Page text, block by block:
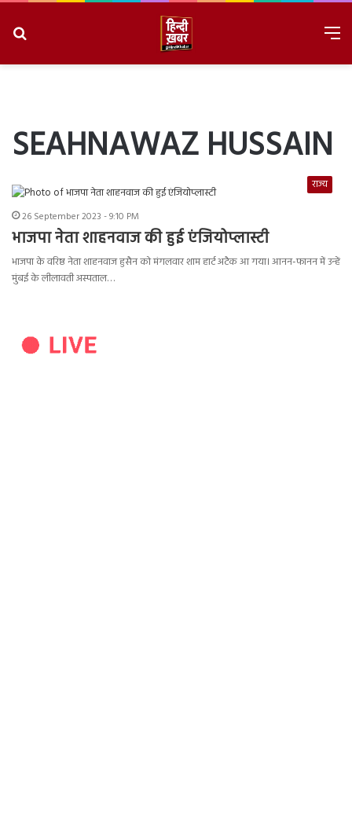
SEAHNAWAZ HUSSAIN
राज्य
26 September 2023 - 9:10 PM
भाजपा नेता शाहनवाज की हुई एंजियोप्लास्टी
भाजपा के वरिष्ठ नेता शाहनवाज हुसैन को मंगलवार शाम हार्ट अटैक आ गया। आनन-फानन में उन्हें
मुंबई के लीलावती अस्पताल…